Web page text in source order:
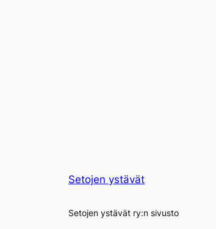
Setojen ystävät
Setojen ystävät ry:n sivusto